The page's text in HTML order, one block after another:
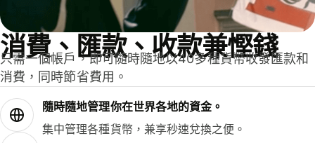
消費、匯款、收款兼慳錢
只需一個帳戶，即可隨時隨地以40多種貨幣收發匯款和
消費，同時節省費用。
隨時隨地管理你在世界各地的資金。
集中管理各種貨幣，兼享秒速兌換之便。